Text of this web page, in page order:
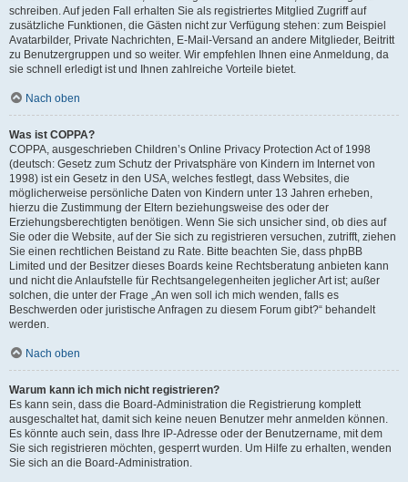
schreiben. Auf jeden Fall erhalten Sie als registriertes Mitglied Zugriff auf
zusätzliche Funktionen, die Gästen nicht zur Verfügung stehen: zum Beispiel
Avatarbilder, Private Nachrichten, E-Mail-Versand an andere Mitglieder, Beitritt
zu Benutzergruppen und so weiter. Wir empfehlen Ihnen eine Anmeldung, da
sie schnell erledigt ist und Ihnen zahlreiche Vorteile bietet.
Nach oben
Was ist COPPA?
COPPA, ausgeschrieben Children’s Online Privacy Protection Act of 1998
(deutsch: Gesetz zum Schutz der Privatsphäre von Kindern im Internet von
1998) ist ein Gesetz in den USA, welches festlegt, dass Websites, die
möglicherweise persönliche Daten von Kindern unter 13 Jahren erheben,
hierzu die Zustimmung der Eltern beziehungsweise des oder der
Erziehungsberechtigten benötigen. Wenn Sie sich unsicher sind, ob dies auf
Sie oder die Website, auf der Sie sich zu registrieren versuchen, zutrifft, ziehen
Sie einen rechtlichen Beistand zu Rate. Bitte beachten Sie, dass phpBB
Limited und der Besitzer dieses Boards keine Rechtsberatung anbieten kann
und nicht die Anlaufstelle für Rechtsangelegenheiten jeglicher Art ist; außer
solchen, die unter der Frage „An wen soll ich mich wenden, falls es
Beschwerden oder juristische Anfragen zu diesem Forum gibt?“ behandelt
werden.
Nach oben
Warum kann ich mich nicht registrieren?
Es kann sein, dass die Board-Administration die Registrierung komplett
ausgeschaltet hat, damit sich keine neuen Benutzer mehr anmelden können.
Es könnte auch sein, dass Ihre IP-Adresse oder der Benutzername, mit dem
Sie sich registrieren möchten, gesperrt wurden. Um Hilfe zu erhalten, wenden
Sie sich an die Board-Administration.